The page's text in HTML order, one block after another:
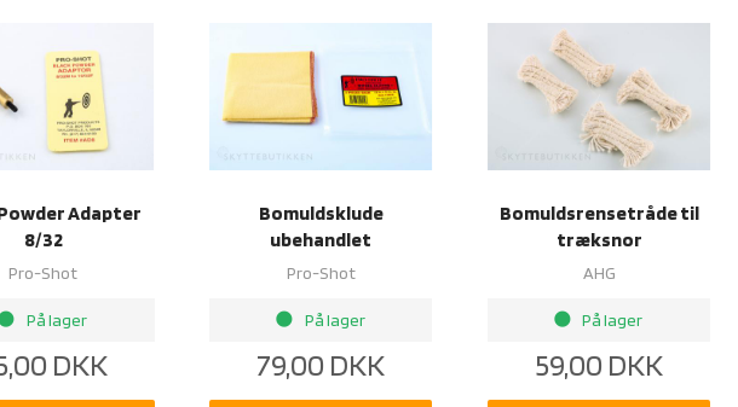
Adapter
8/32
Pro-Shot
På lager
DKK
Bomuldsklude
ubehandlet
Pro-Shot
brightness_1 På lager
79,00 DKK
Bomuldsrensetråde til
træksnor
AHG
brightness_1 På lager
59,00 DKK